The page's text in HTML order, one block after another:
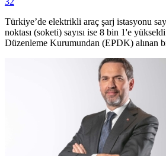
Türkiye’de elektrikli araç şarj istasyonu
noktası (soketi) sayısı ise 8 bin 1'e
Düzenleme Kurumundan (EPDK) alınan